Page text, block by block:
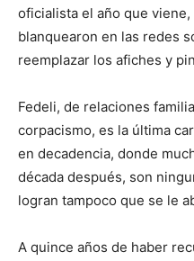
oficialista el año que
blanquearon en las redes
reemplazar los afiches y
Fedeli, de relaciones
corpacismo, es la última
en decadencia, donde
década después, son
logran tampoco que se le
A quince años de haber